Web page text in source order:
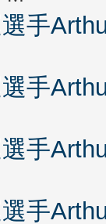
手
手
手
手